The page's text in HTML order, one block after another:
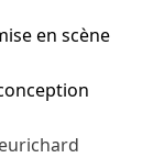
en scène